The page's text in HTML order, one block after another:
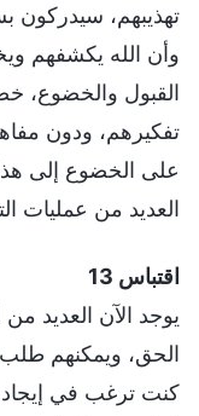
تهذيبهم، سيدركون
وأن الله يكشفهم
القبول والخضوع،
تفكيرهم، ودون
على الخضوع إلى هذا
العديد من عمليات
اقتباس 13
يوجد الآن العديد
الحق، ويمكنهم طلب
كنت ترغب في إيجاد